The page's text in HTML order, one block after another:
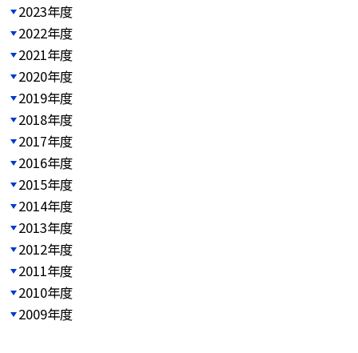
2023年度
2022年度
2021年度
2020年度
2019年度
2018年度
2017年度
2016年度
2015年度
2014年度
2013年度
2012年度
2011年度
2010年度
2009年度